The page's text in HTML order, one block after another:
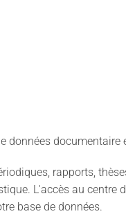
documentaire
rapports,
L'accès au centre
base de données.